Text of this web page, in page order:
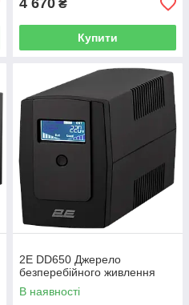
4 670 ₴
Купити
2E DD650 Джерело
безперебійного живлення
В наявності